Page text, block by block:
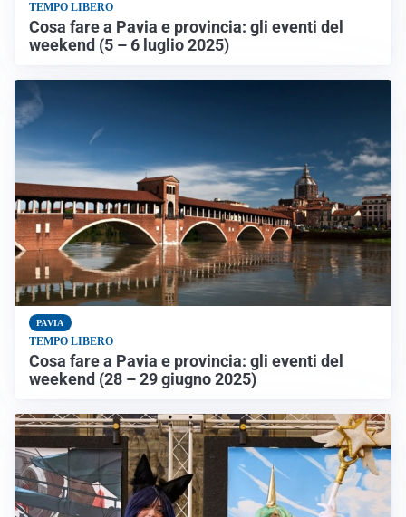
TEMPO LIBERO
Cosa fare a Pavia e provincia: gli eventi del
weekend (5 – 6 luglio 2025)
PAVIA
TEMPO LIBERO
Cosa fare a Pavia e provincia: gli eventi del
weekend (28 – 29 giugno 2025)